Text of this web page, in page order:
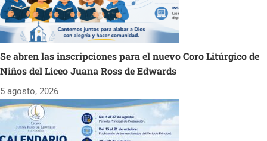
Se abren las inscripciones para el nuevo Coro Litúrgico de
Niños del Liceo Juana Ross de Edwards
5 agosto, 2026